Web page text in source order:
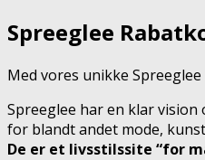
Spreeglee
Med vores unikke
Spreeglee har en klar
for blandt andet mode,
De er et livsstilssite “for